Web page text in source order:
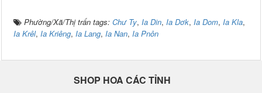
Phường/Xã/Thị trấn tags: Chư Ty, Ia Din, Ia Dơk, Ia Dom, Ia Kla,
Ia Krêl, Ia Kriêng, Ia Lang, Ia Nan, Ia Pnôn
SHOP HOA CÁC TỈNH